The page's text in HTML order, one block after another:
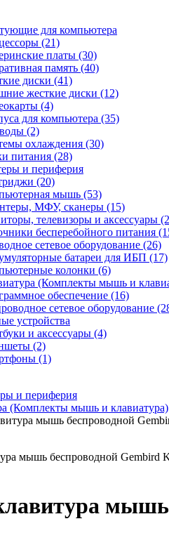
для компьютера
(21)
платы (30)
память (40)
диски (41)
жесткие диски (12)
(4)
для компьютера (35)
(2)
охлаждения (30)
питания (28)
и периферия
(20)
мышь (53)
МФУ, сканеры (15)
телевизоры и аксессуары
бесперебойного питания
сетевое оборудование (26)
батареи для ИБП (17)
колонки (6)
(Комплекты мышь и
обеспечение (16)
сетевое оборудование
устройства
и аксессуары (4)
(2)
(1)
и периферия
(Комплекты мышь и клавиатура)
мышь беспроводной
мышь